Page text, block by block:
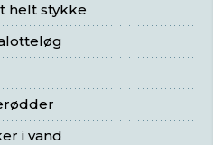
helt stykke
i vand